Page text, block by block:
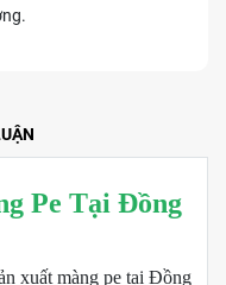
Pe Tại Đồng
xuất màng pe tại Đồng